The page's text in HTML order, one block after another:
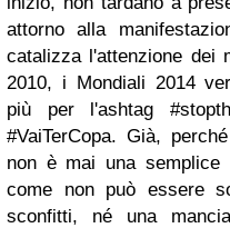
attorno alla
catalizza l'attenzione dei
2010, i Mondiali 2014
più per l'ashtag
#VaiTerCopa. Già,
non è mai una semplice
come non può essere
sconfitti, né una